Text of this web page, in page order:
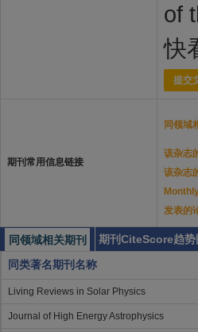
of
快
提交
期刊常用信息链接
同领域
该杂志
该杂志
发表的
同领域相关期刊 期刊CiteScore趋势
同类著名期刊名称
Living Reviews in Solar Physics
Journal of High Energy Astrophysics